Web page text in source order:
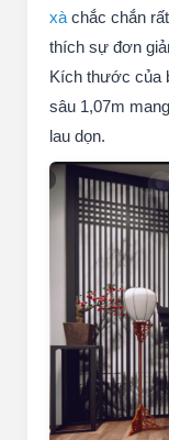
xà chắc chắn
thích sự đơn
Kích thước của
sâu 1,07m
lau dọn.